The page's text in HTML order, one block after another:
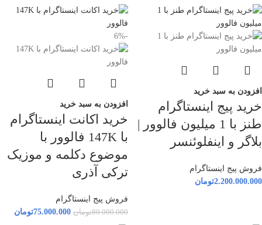
افزودن به سبد خرید
خرید پیج اینستاگرام
طنز با 1 میلیون فالوور |
بلاگر و اینفلوئنسر
فروش پیج اینستاگرام
2.200.000.000تومان
-6%
افزودن به سبد خرید
خرید اکانت اینستاگرام
با 147K فالوور با
موضوع دکلمه و موزیک
ترکی آذری
فروش پیج اینستاگرام
80.000.000تومان 75.000.000تومان